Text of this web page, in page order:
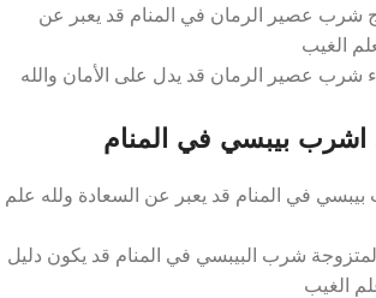
شرب عصير الرمان في المنام قد يعبر عن
الغيب
شرب عصير الرمان قد يدل على الأمان والله
اشرب بيبسي في المنام
في المنام قد يعبر عن السعادة ولله علم
شرب البيبسي في المنام قد يكون دليل
الغيب